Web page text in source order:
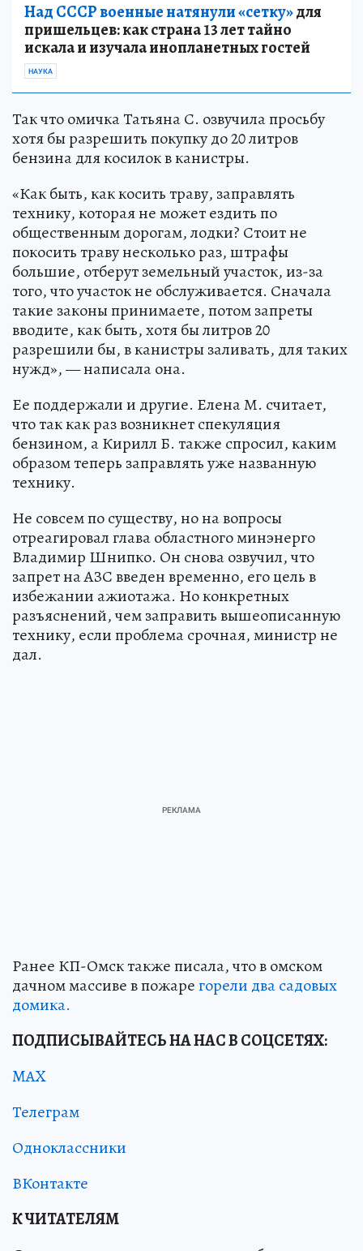
Над СССР военные натянули «сетку»для
пришельцев: как страна 13 лет тайно
искала и изучала инопланетных гостей
НАУКА
Так что омичка Татьяна С. озвучила просьбу
хотя бы разрешить покупку до 20 литров
бензина для косилок в канистры.
«Как быть, как косить траву, заправлять
технику, которая не может ездить по
общественным дорогам, лодки? Стоит не
покосить траву несколько раз, штрафы
большие, отберут земельный участок, из-за
того, что участок не обслуживается. Сначала
такие законы принимаете, потом запреты
вводите, как быть, хотя бы литров 20
разрешили бы, в канистры заливать, для таких
нужд», — написала она.
Ее поддержали и другие. Елена М. считает,
что так как раз возникнет спекуляция
бензином, а Кирилл Б. также спросил, каким
образом теперь заправлять уже названную
технику.
Не совсем по существу, но на вопросы
отреагировал глава областного минэнерго
Владимир Шнипко. Он снова озвучил, что
запрет на АЗС введен временно, его цель в
избежании ажиотажа. Но конкретных
разъяснений, чем заправить вышеописанную
технику, если проблема срочная, министр не
дал.
Ранее КП-Омск также писала, что в омском
дачном массиве в пожарегорели два садовых
домика.
ПОДПИСЫВАЙТЕСЬ НА НАС В СОЦСЕТЯХ:
MAX
Телеграм
Одноклассники
ВКонтакте
К ЧИТАТЕЛЯМ